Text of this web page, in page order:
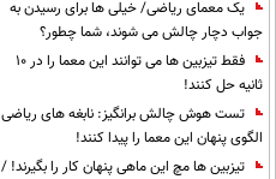
یک معمای ریاضی/ خیلی ها برای رسیدن به
جواب دچار چالش می شوند، شما چطور؟
فقط تیزبین ها می توانند این معما را در 10
ثانیه حل کنند!
تست هوش چالش برانگیز: نابغه های ریاضی
الگوی پنهان این معما را پیدا کنند!
تیزبین ها مچ این ماهی پنهان کار را بگیرند! /